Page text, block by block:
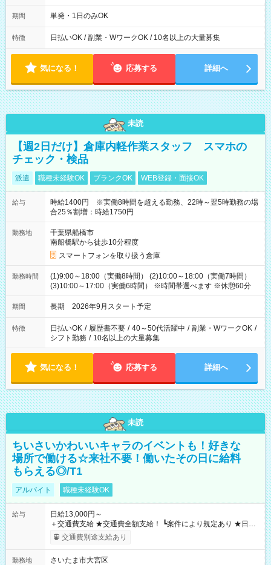
00～20：00
期間 単発・1日のみOK
特徴 日払いOK / 副業・WワークOK / 10名以上の大量募集
気になる！ 応募する 詳細へ
未読
【週2日だけ】倉庫内軽作業スタッフ スマホの
チェック・検品
派遣 職種未経験OK ブランクOK WEB登録・面接OK
給与
時給1400円 ※実働8時間を超える勤務、22時～翌5時勤務の場
合25％割増：時給1750円
勤務地
千葉県船橋市
南船橋駅から徒歩10分程度
スマートフォンを取り扱う倉庫
勤務時間
(1)9:00～18:00（実働8時間） (2)10:00～18:00（実働7時間）
(3)10:00～17:00（実働6時間） ※時間帯選べます ※休憩60分
期間 長期 2026年9月スタート予定
特徴 日払いOK / 履歴書不要 / 40～50代活躍中 / 副業・WワークOK /
シフト勤務 / 10名以上の大量募集
気になる！ 応募する 詳細へ
未読
ちいさいかわいいキャラのイベントも！好きな
場所で働ける☆来社不要！働いたその日に給料
もらえる◎/T1
アルバイト 職種未経験OK
給与
日給13,000円～
＋交通費支給 ★交通費全額支給！ ┗案件により規定あり ★日払
いOK！（規定あり） ┗働いたその日に現金GET♪ お仕事後はコ
ンビニATMから 日払い分を引き落とせます！ 【試用期間】試
交通費別途支給あり
勤務地
さいたま市大宮区